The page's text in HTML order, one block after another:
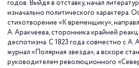
годов. Выйдя в отставку, начал
изначально политического характера.
стихотворение «К временщику»,
А. Аракчеева, сторонника крайней
деспотизма. С 1823 года совместно с А.
журнал «Полярная звезда», а вскоре
руководителем революционного